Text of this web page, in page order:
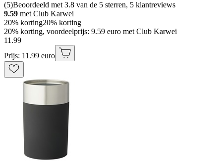
(5)Beoordeeld met 3.8 van de 5 sterren, 5 klantreviews
9.59 met Club Karwei
20% korting20% korting
20% korting, voordeelprijs: 9.59 euro met Club Karwei
11 .99
Prijs: 11.99 euro